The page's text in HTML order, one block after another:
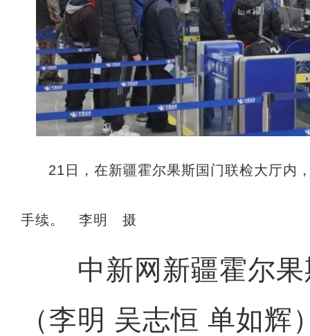
21日，在新疆霍尔果斯国门联检大厅内
手续。 李明 摄
中新网新疆霍尔果
（李明 吴志恒 单如辉